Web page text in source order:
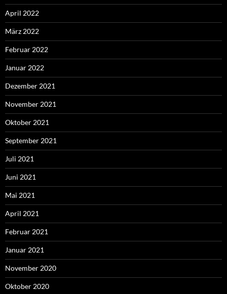
April 2022
März 2022
Februar 2022
Januar 2022
Dezember 2021
November 2021
Oktober 2021
September 2021
Juli 2021
Juni 2021
Mai 2021
April 2021
Februar 2021
Januar 2021
November 2020
Oktober 2020